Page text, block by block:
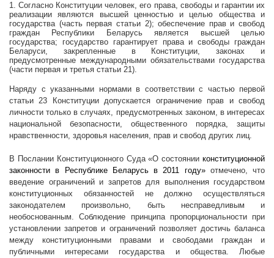
1. Согласно Конституции человек, его права, свободы и гарантии их
реализации являются высшей ценностью и целью общества и
государства (часть первая статьи 2); обеспечение прав и свобод
граждан Республики Беларусь является высшей целью
государства; государство гарантирует права и свободы граждан
Беларуси, закрепленные в Конституции, законах и
предусмотренные международными обязательствами государства
(части первая и третья статьи 21).
Наряду с указанными нормами в соответствии с частью первой
статьи 23 Конституции допускается ограничение прав и свобод
личности только в случаях, предусмотренных законом, в интересах
национальной безопасности, общественного порядка, защиты
нравственности, здоровья населения, прав и свобод других лиц.
В Послании Конституционного Суда «О состоянии конституционной
законности в Республике Беларусь в 2011 году»отмечено, что
введение ограничений и запретов для выполнения государством
конституционных обязанностей не должно осуществляться
законодателем произвольно, быть несправедливым и
необоснованным. Соблюдение принципа пропорциональности при
установлении запретов и ограничений позволяет достичь баланса
между конституционными правами и свободами граждан и
публичными интересами государства и общества. Любые